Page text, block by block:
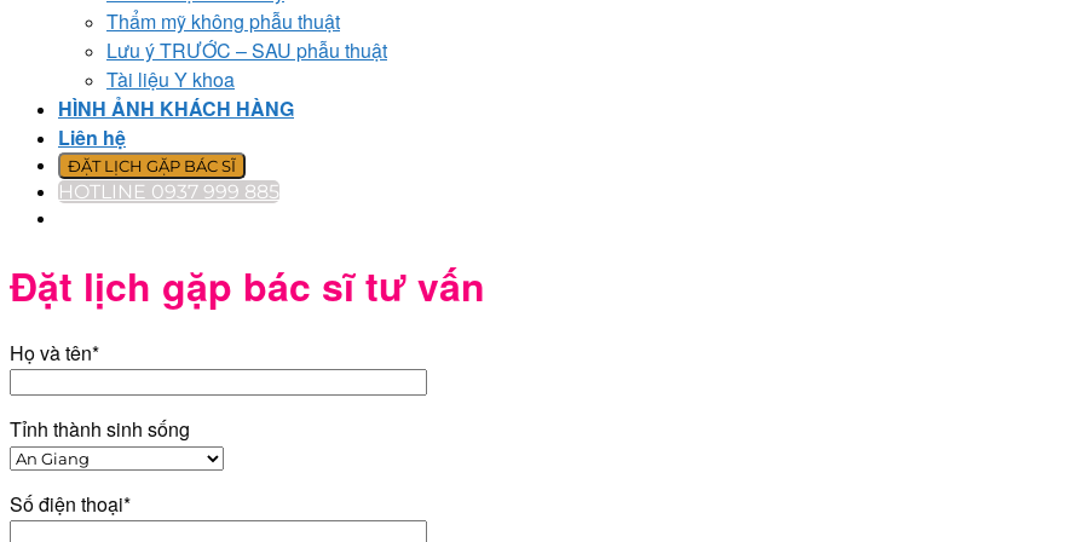
Thẩm mỹ không phẫu thuật
Lưu ý TRƯỚC – SAU phẫu thuật
Tài liệu Y khoa
HÌNH ẢNH KHÁCH HÀNG
Liên hệ
ĐẶT LỊCH GẶP BÁC SĨ
HOTLINE 0937 999 885
Đặt lịch gặp bác sĩ tư vấn
Họ và tên*
Tỉnh thành sinh sống
Số điện thoại*